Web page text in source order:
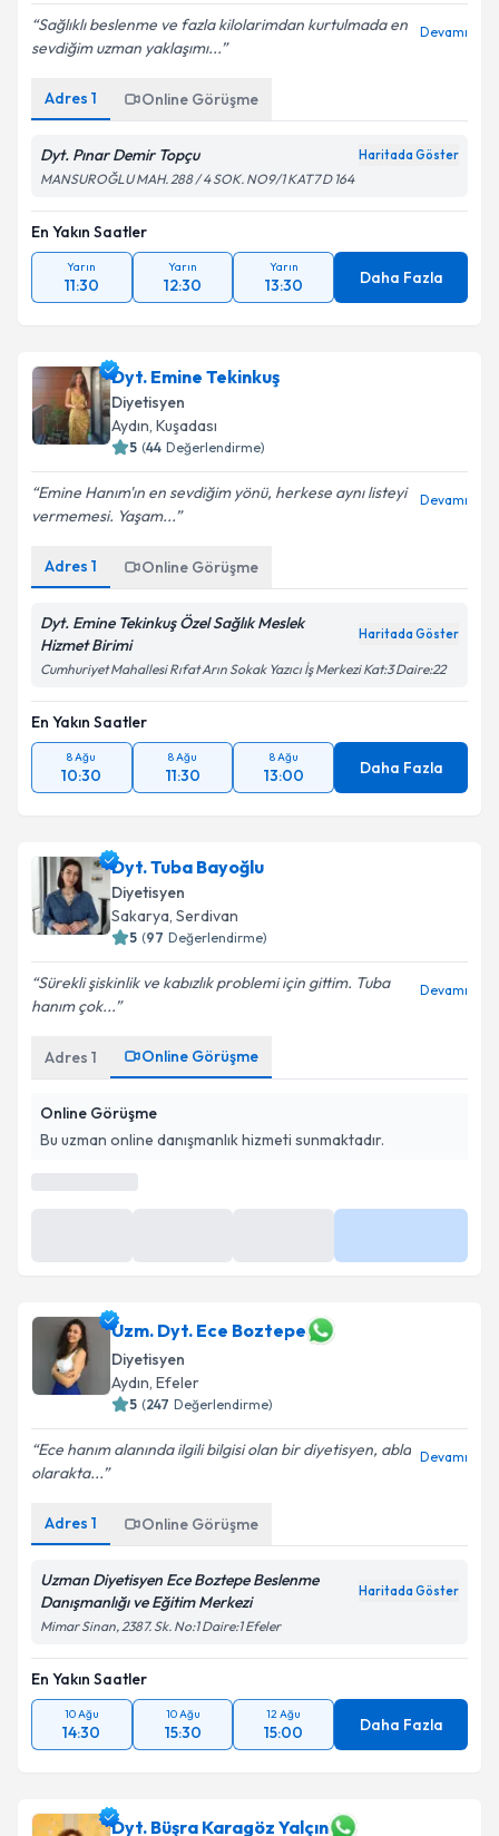
Sağlıklı beslenme ve fazla kilolarimdan kurtulmada en
sevdiğim uzman yaklaşımı...
Devamı
Adres 1 Online Görüşme
Dyt. Pınar Demir Topçu Haritada Göster
MANSUROĞLU MAH. 288 / 4 SOK. NO9/1 KAT7 D 164
En Yakın Saatler
Yarın
11:30
Yarın
12:30
Yarın
13:30 Daha Fazla
Dyt. Emine Tekinkuş
Diyetisyen
Aydın, Kuşadası
5 (44 Değerlendirme)
Emine Hanım'ın en sevdiğim yönü, herkese aynı listeyi
vermemesi. Yaşam...
Devamı
Adres 1 Online Görüşme
Dyt. Emine Tekinkuş Özel Sağlık Meslek
Hizmet Birimi
Haritada Göster
Cumhuriyet Mahallesi Rıfat Arın Sokak Yazıcı İş Merkezi Kat:3 Daire:22
En Yakın Saatler
8 Ağu
10:30
8 Ağu
11:30
8 Ağu
13:00 Daha Fazla
Dyt. Tuba Bayoğlu
Diyetisyen
Sakarya, Serdivan
5 (97 Değerlendirme)
Sürekli şiskinlik ve kabızlık problemi için gittim. Tuba
hanım çok...
Devamı
Adres 1 Online Görüşme
Online Görüşme
Bu uzman online danışmanlık hizmeti sunmaktadır.
Uzm. Dyt. Ece Boztepe
Diyetisyen
Aydın,Efeler
( Değerlendirme)
Ece hanım alanında ilgili bilgisi olan bir diyetisyen, abla
olarakta...
Adres 1 Online Görüşme
Uzman Diyetisyen Ece Boztepe Beslenme
Danışmanlığı ve Eğitim Merkezi
Mimar Sinan, 2387. Sk. No:1 Daire:1 Efeler
En Yakın Saatler
10 Ağu
14:30
10 Ağu
15:30
12 Ağu
15:00 Daha Fazla